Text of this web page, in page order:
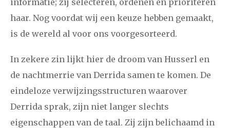
haar. Nog voordat wij een keuze hebben gemaakt,
is de wereld al voor ons voorgesorteerd.
In zekere zin lijkt hier de droom van Husserl en
de nachtmerrie van Derrida samen te komen. De
eindeloze verwijzingsstructuren waarover
Derrida sprak, zijn niet langer slechts
eigenschappen van de taal. Zij zijn belichaamd in